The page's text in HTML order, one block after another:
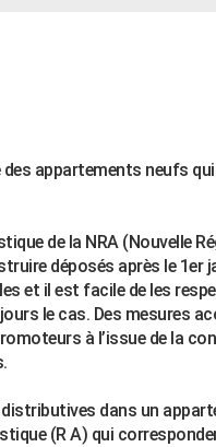
des appartements neufs
de la NRA (Nouvelle
déposés après le 1er
et il est facile de les
le cas. Des mesures
à l’issue de la
dans un
(R A) qui